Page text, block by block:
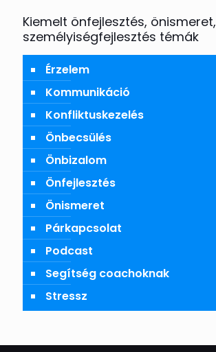
Kiemelt önfejlesztés, önismeret,
személyiségfejlesztés témák
Érzelem
Kommunikáció
Konfliktuskezelés
Önbecsülés
Önbizalom
Önfejlesztés
Önismeret
Párkapcsolat
Podcast
Segítség coachoknak
Stressz